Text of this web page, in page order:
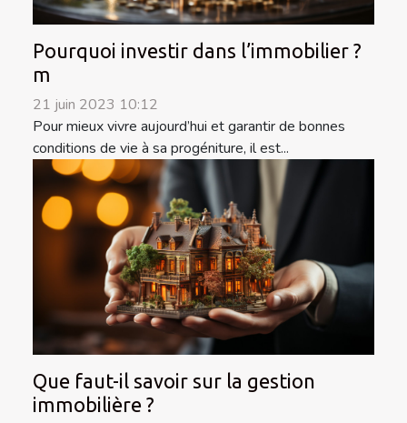
Pourquoi investir dans l’immobilier ?
m
21 juin 2023 10:12
Pour mieux vivre aujourd’hui et garantir de bonnes
conditions de vie à sa progéniture, il est...
Que faut-il savoir sur la gestion
immobilière ?